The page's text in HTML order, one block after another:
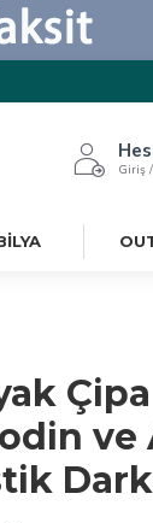
Giriş
Çipa
ve
Dark